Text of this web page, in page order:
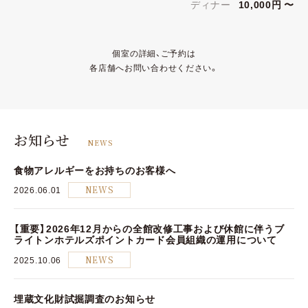
ディナー 10,000円 〜
個室の詳細、ご予約は
各店舗へお問い合わせください。
お知らせ NEWS
食物アレルギーをお持ちのお客様へ
2026.06.01 NEWS
【重要】2026年12月からの全館改修工事および休館に伴うブ
ライトンホテルズポイントカード会員組織の運用について
2025.10.06 NEWS
埋蔵文化財試掘調査のお知らせ